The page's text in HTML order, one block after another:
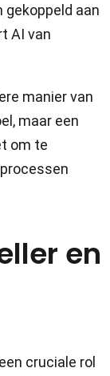
gekoppeld aan
AI van
manier van
maar een
om te
en
cruciale rol